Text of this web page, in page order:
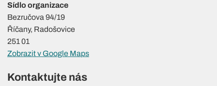
Sídlo organizace
Bezručova 94/19
Říčany, Radošovice
251 01
Zobrazit v Google Maps
Kontaktujte nás